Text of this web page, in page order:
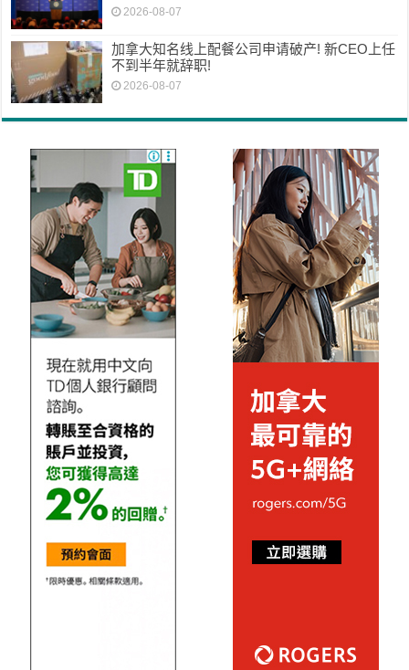
2026-08-07
加拿大知名线上配餐公司申请破产! 新CEO上任
不到半年就辞职!
2026-08-07